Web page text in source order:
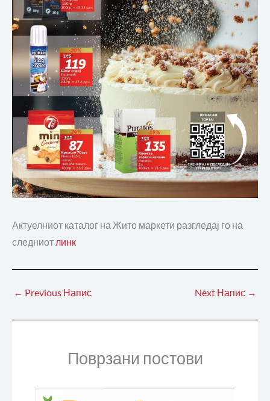
Актуелниот каталог на Жито маркети разгледај го на
следниот линк
← Previous Напис Next Напис →
Поврзани постови